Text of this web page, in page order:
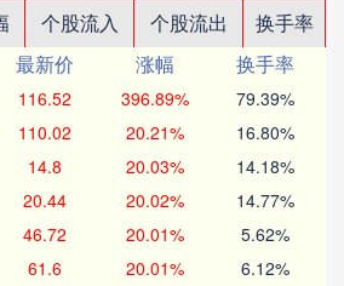
个股流入 个股流出
换手率
最新价 涨幅
换手率
116.52 396.89% 79.39%
110.02 20.21% 16.80%
14.8 20.03% 14.18%
20.44 20.02% 14.77%
46.72 20.01% 5.62%
61.6 20.01% 6.12%